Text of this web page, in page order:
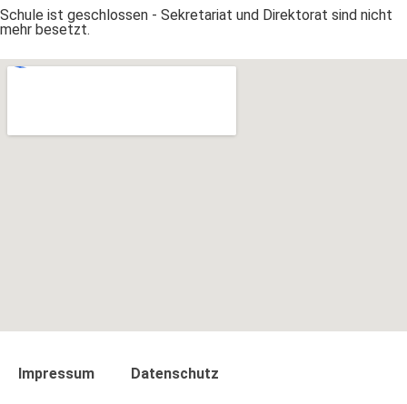
Schule ist geschlossen - Sekretariat und Direktorat sind nicht
mehr besetzt.
Impressum Datenschutz